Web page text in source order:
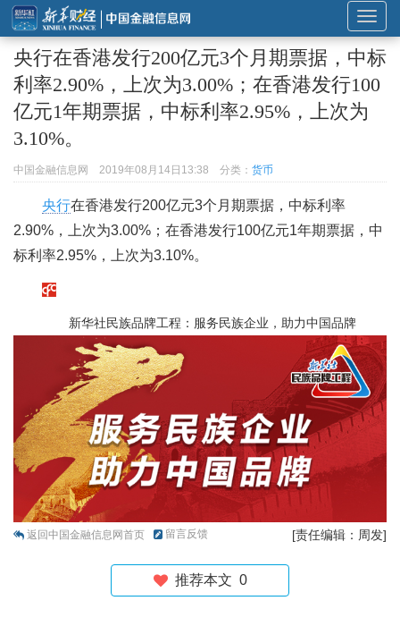
展
开
或
折
叠
央行在香港发行200亿元3个月期票据，中标
利率2.90%，上次为3.00%；在香港发行100
亿元1年期票据，中标利率2.95%，上次为
3.10%。
中国金融信息网 2019年08月14日13:38 分类： 货币
央行在香港发行200亿元3个月期票据，中标利率
2.90%，上次为3.00%；在香港发行100亿元1年期票据，中
标利率2.95%，上次为3.10%。
新华社民族品牌工程：服务民族企业，助力中国品牌
返回中国金融信息网首页 留言反馈 [责任编辑：周发]
推荐本文 0